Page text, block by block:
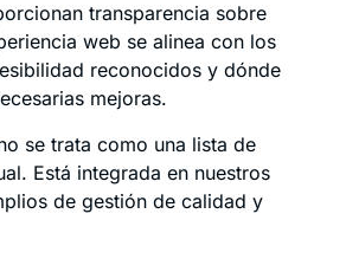
transparencia sobre
web se alinea con los
reconocidos y dónde
mejoras.
se trata como una lista de
Está integrada en nuestros
de gestión de calidad y